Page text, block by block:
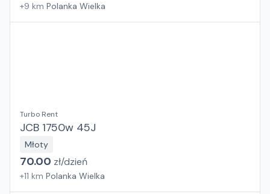
+9 km Polanka Wielka
Turbo Rent
JCB 1750w 45J
Młoty
70.00 zł/dzień
+11 km Polanka Wielka